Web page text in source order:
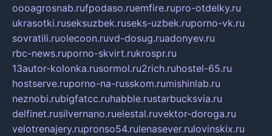
oooagrosnab.rufpodaso.ruemfire.rupro-otdelky.ru
ukrasotki.ruseksuzbek.ruseks-uzbek.ruporno-vk.ru
sovratili.ruolecoon.ruvd-dosug.ruadonyev.ru
rbc-news.ruporno-skvirt.rukrospr.ru
13autor-kolonka.rusormol.ru2rich.ruhostel-65.ru
hostserve.ruporno-na-russkom.rumishinlab.ru
neznobi.rubigfatcc.ruhabble.rustarbucksvia.ru
delfinet.rusilvernano.ruelestal.ruvektor-doroga.ru
velotrenajery.rupronso54.rulenasever.rulovinskix.ru